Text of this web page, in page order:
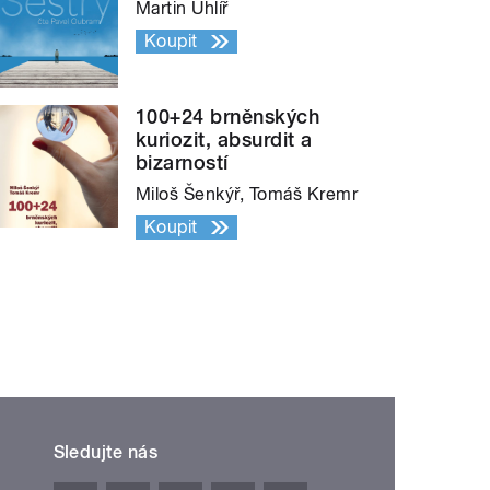
Martin Uhlíř
Koupit
100+24 brněnských
kuriozit, absurdit a
bizarností
Miloš Šenkýř, Tomáš Kremr
Koupit
Sledujte nás